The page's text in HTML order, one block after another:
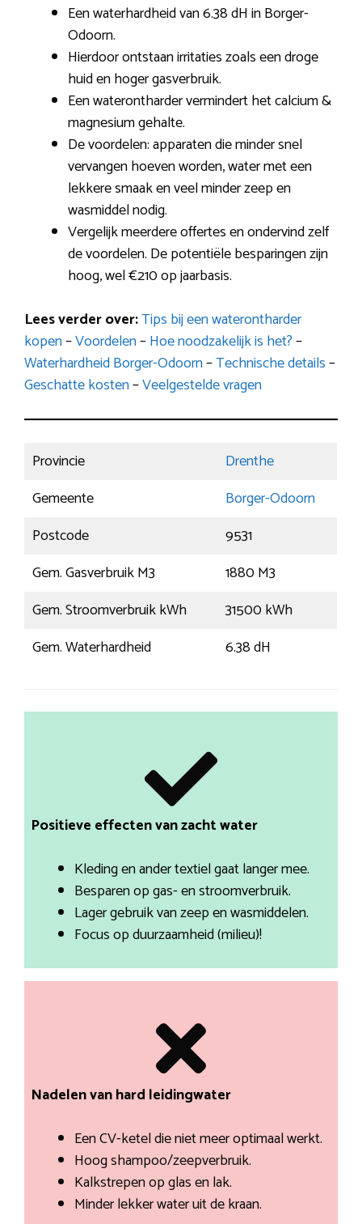
Een waterhardheid van 6.38 dH in Borger-
Odoorn.
Hierdoor ontstaan irritaties zoals een droge
huid en hoger gasverbruik.
Een waterontharder vermindert het calcium &
magnesium gehalte.
De voordelen: apparaten die minder snel
vervangen hoeven worden, water met een
lekkere smaak en veel minder zeep en
wasmiddel nodig.
Vergelijk meerdere offertes en ondervind zelf
de voordelen. De potentiële besparingen zijn
hoog, wel €210 op jaarbasis.
Lees verder over:Tips bij een waterontharder
kopen–Voordelen–Hoe noodzakelijk is het?–
Waterhardheid Borger-Odoorn–Technische details–
Geschatte kosten–Veelgestelde vragen
Provincie
Drenthe
Gemeente
Borger-Odoorn
Postcode
9531
Gem. Gasverbruik M3
1880 M3
Gem. Stroomverbruik kWh
31500 kWh
Gem. Waterhardheid
6.38 dH
Positieve effecten van zacht water
Kleding en ander textiel gaat langer mee.
Besparen op gas- en stroomverbruik.
Lager gebruik van zeep en wasmiddelen.
Focus op duurzaamheid (milieu)!
Nadelen van hard leidingwater
Een CV-ketel die niet meer optimaal werkt.
Hoog shampoo/zeepverbruik.
Kalkstrepen op glas en lak.
Minder lekker water uit de kraan.